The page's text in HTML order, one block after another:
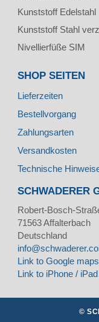
Kunststoff Edelstahl
Kunststoff Stahl
Nivellierfüße SIM
SHOP SEITEN
Lieferzeiten
Bestellvorgang
Zahlungsarten
Versandkosten
Technische
SCHWADERER
Robert-Bosch-
71563Affalterbach
Deutschland
Link to Google
Link to iPhone /
©